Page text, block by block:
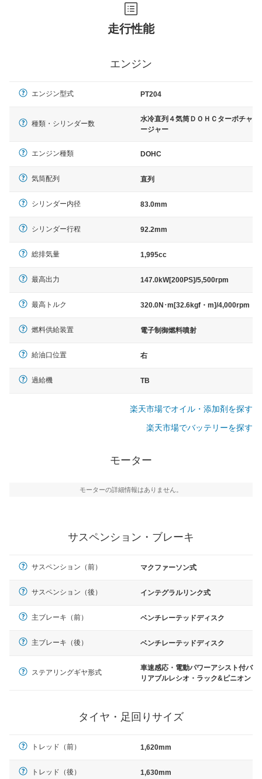
走行性能
エンジン
エンジン型式 PT204
種類・シリンダー数
水冷直列４気筒ＤＯＨＣターボチャ
ージャー
エンジン種類 DOHC
気筒配列 直列
シリンダー内径 83.0mm
シリンダー行程 92.2mm
総排気量 1,995cc
最高出力 147.0kW[200PS]/5,500rpm
最高トルク 320.0N･m[32.6kgf・m]/4,000rpm
燃料供給装置 電子制御燃料噴射
給油口位置 右
過給機 TB
楽天市場でオイル・添加剤を探す
楽天市場でバッテリーを探す
モーター
モーターの詳細情報はありません。
サスペンション・ブレーキ
サスペンション（前） マクファーソン式
サスペンション（後） インテグラルリンク式
主ブレーキ（前） ベンチレーテッドディスク
主ブレーキ（後） ベンチレーテッドディスク
ステアリングギヤ形式
車速感応・電動パワーアシスト付バ
リアブルレシオ・ラック&ピニオン
タイヤ・足回りサイズ
トレッド（前） 1,620mm
トレッド（後） 1,630mm